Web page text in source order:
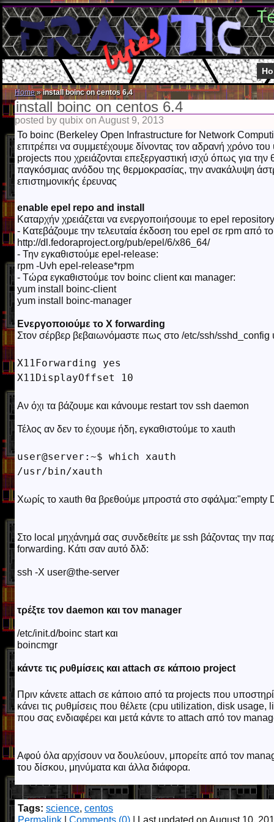
Home»install boinc on centos 6.4
install boinc on centos 6.4
posted by qubix on August 9, 2013
Το boinc (Berkeley Open Infrastructure for Network
επιτρέπει να συμμετέχουμε δίνοντας τον αδρανή χρόνο
projects που χρειάζονται επεξεργαστική ισχύ όπως για την
παγκόσμιας ανόδου της θερμοκρασίας, την ανακάλυψη
επιστημονικής έρευνας
enable epel repo and install
Καταρχήν χρειάζεται να ενεργοποιήσουμε το epel
- Κατεβάζουμε την τελευταία έκδοση του epel σε rpm από το
http://dl.fedoraproject.org/pub/epel/6/x86_64/
- Την εγκαθιστούμε epel-release:
rpm -Uvh epel-release*rpm
- Τώρα εγκαθιστούμε τον boinc client και manager:
yum install boinc-client
yum install boinc-manager
Ενεργοποιούμε το X forwarding
Στον σέρβερ βεβαιωνόμαστε πως στο /etc/ssh/sshd_config
X11Forwarding yes
Αν όχι τα βάζουμε και κάνουμε restart τον ssh daemon
Τέλος αν δεν το έχουμε ήδη, εγκαθιστούμε το xauth
user@server:~$ which xauth
Χωρίς το xauth θα βρεθούμε μπροστά στο
Στο local μηχάνημά σας συνδεθείτε με ssh βάζοντας την
forwarding. Κάτι σαν αυτό δλδ:
ssh -X user@the-server
τρέξτε τον daemon και τον manager
/etc/init.d/boinc start και
boincmgr
κάντε τις ρυθμίσεις και attach σε κάποιο project
Πριν κάνετε attach σε κάποιο από τα projects που
κάνει τις ρυθμίσεις που θέλετε (cpu utilization, disk
που σας ενδιαφέρει και μετά κάντε το attach από τον
Αφού όλα αρχίσουν να δουλεύουν, μπορείτε από τον
του δίσκου, μηνύματα και άλλα διάφορα.
Tags: science, centos
Permalink
Comments (0) | Last updated on August 10,